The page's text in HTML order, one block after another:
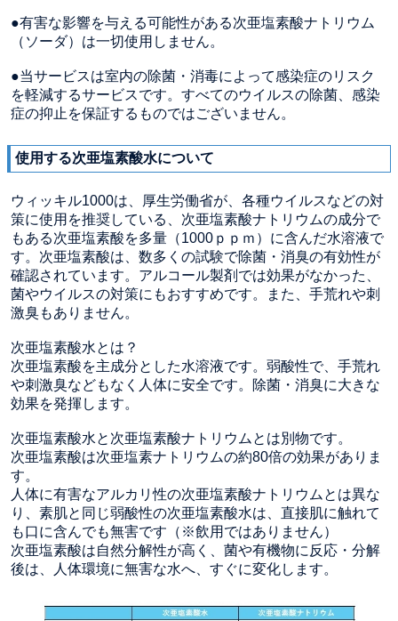
●有害な影響を与える可能性がある次亜塩素酸ナトリウム
（ソーダ）は一切使用しません。
●当サービスは室内の除菌・消毒によって感染症のリスク
を軽減するサービスです。すべてのウイルスの除菌、感染
症の抑止を保証するものではございません。
使用する次亜塩素酸水について
ウィッキル1000は、厚生労働省が、各種ウイルスなどの対
策に使用を推奨している、次亜塩素酸ナトリウムの成分で
もある次亜塩素酸を多量（1000ｐｐｍ）に含んだ水溶液で
す。次亜塩素酸は、数多くの試験で除菌・消臭の有効性が
確認されています。アルコール製剤では効果がなかった、
菌やウイルスの対策にもおすすめです。また、手荒れや刺
激臭もありません。
次亜塩素酸水とは？
次亜塩素酸を主成分とした水溶液です。弱酸性で、手荒れ
や刺激臭などもなく人体に安全です。除菌・消臭に大きな
効果を発揮します。
次亜塩素酸水と次亜塩素酸ナトリウムとは別物です。
次亜塩素酸は次亜塩素ナトリウムの約80倍の効果がありま
す。
人体に有害なアルカリ性の次亜塩素酸ナトリウムとは異な
り、素肌と同じ弱酸性の次亜塩素酸水は、直接肌に触れて
も口に含んでも無害です（※飲用ではありません）
次亜塩素酸は自然分解性が高く、菌や有機物に反応・分解
後は、人体環境に無害な水へ、すぐに変化します。